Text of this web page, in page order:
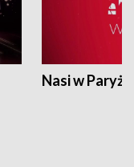
Nasi w Paryżu